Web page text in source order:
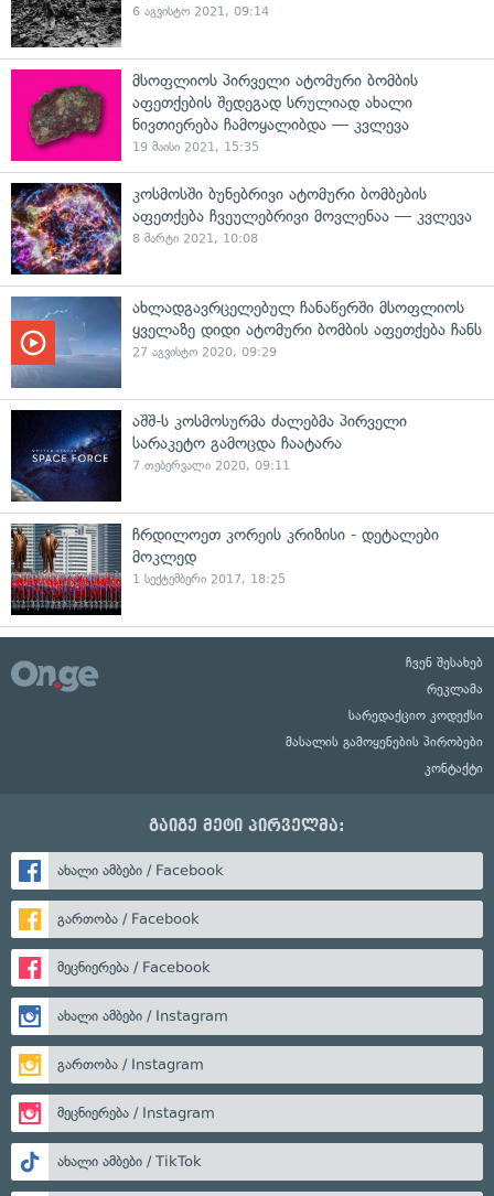
6 აგვისტო 2021, 09:14
მსოფლიოს პირველი ატომური ბომბის
აფეთქების შედეგად სრულიად ახალი
ნივთიერება ჩამოყალიბდა — კვლევა
19 მაისი 2021, 15:35
კოსმოსში ბუნებრივი ატომური ბომბების
აფეთქება ჩვეულებრივი მოვლენაა — კვლევა
8 მარტი 2021, 10:08
ახლადგავრცელებულ ჩანაწერში მსოფლიოს
ყველაზე დიდი ატომური ბომბის აფეთქება ჩანს
27 აგვისტო 2020, 09:29
აშშ-ს კოსმოსურმა ძალებმა პირველი
სარაკეტო გამოცდა ჩაატარა
7 თებერვალი 2020, 09:11
ჩრდილოეთ კორეის კრიზისი - დეტალები
მოკლედ
1 სექტემბერი 2017, 18:25
ჩვენ შესახებ
რეკლამა
სარედაქციო კოდექსი
მასალის გამოყენების პირობები
კონტაქტი
გაიგე მეტი პირველმა:
ახალი ამბები / Facebook
გართობა / Facebook
მეცნიერება / Facebook
ახალი ამბები / Instagram
გართობა / Instagram
მეცნიერება / Instagram
ახალი ამბები / TikTok